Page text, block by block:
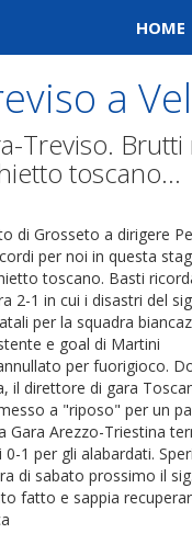
HOME
a
Treviso.
toscano...
di Grosseto a dirigere
per noi in questa
toscano. Basti
2-1 in cui i disastri del
per la squadra
e goal di Martini
per fuorigioco.
il direttore di gara
a "riposo" per un
Gara Arezzo-Triestina
1 per gli alabardati.
di sabato prossimo il
fatto e sappia